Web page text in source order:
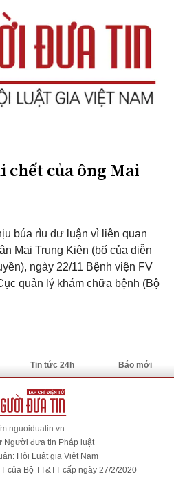
chết của ông Mai
búa rìu dư luận vì liên quan
Mai Trung Kiên (bố của diễn
ngày 22/11 Bệnh viện FV
quản lý khám chữa bệnh (Bộ
Tin tức 24h Báo mới
Người đưa tin Pháp luật
Hội Luật gia Việt Nam
của Bộ TT&TT cấp ngày 27/2/2020